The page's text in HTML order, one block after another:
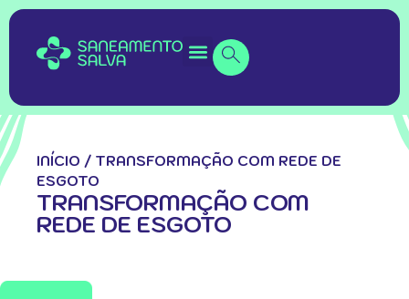
INÍCIO / TRANSFORMAÇÃO COM REDE DE
ESGOTO
TRANSFORMAÇÃO COM
REDE DE ESGOTO